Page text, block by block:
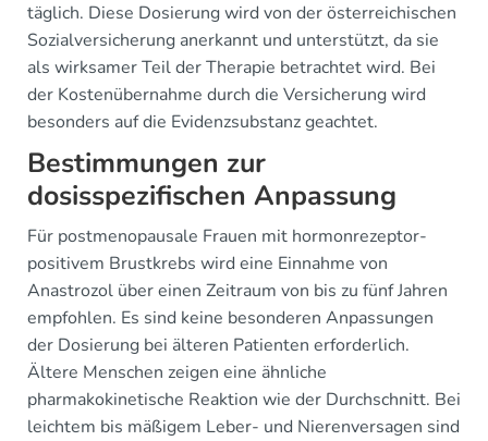
täglich. Diese Dosierung wird von der österreichischen
Sozialversicherung anerkannt und unterstützt, da sie
als wirksamer Teil der Therapie betrachtet wird. Bei
der Kostenübernahme durch die Versicherung wird
besonders auf die Evidenzsubstanz geachtet.
Bestimmungen zur
dosisspezifischen Anpassung
Für postmenopausale Frauen mit hormonrezeptor-
positivem Brustkrebs wird eine Einnahme von
Anastrozol über einen Zeitraum von bis zu fünf Jahren
empfohlen. Es sind keine besonderen Anpassungen
der Dosierung bei älteren Patienten erforderlich.
Ältere Menschen zeigen eine ähnliche
pharmakokinetische Reaktion wie der Durchschnitt. Bei
leichtem bis mäßigem Leber- und Nierenversagen sind